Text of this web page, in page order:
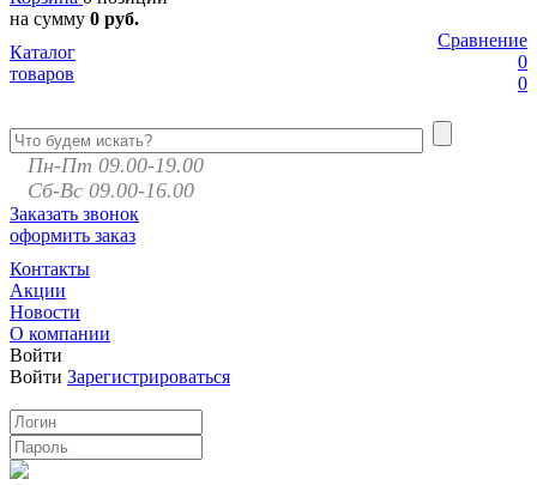
на сумму 0 руб.
Сравнение
0
0
Каталог
товаров
Пн-Пт 09.00-19.00
Сб-Вс 09.00-16.00
Заказать звонок
оформить заказ
Контакты
Акции
Новости
О компании
Войти
Войти Зарегистрироваться